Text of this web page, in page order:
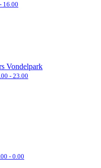
16.00
Vondelpark
- 23.00
- 0.00